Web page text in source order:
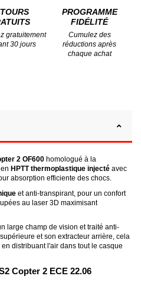
gratuitement
30 jours
PROGRAMME
FIDÉLITÉ
Cumulez des
réductions après
chaque achat
2 OF600 homologué à la
HPTT thermoplastique injecté avec
absorption efficiente des chocs.
et anti-transpirant, pour un confort
au laser 3D maximisant
large champ de vision et traité anti-
et son extracteur arrière, cela
en distribuant l'air dans tout le casque
Copter 2 ECE 22.06